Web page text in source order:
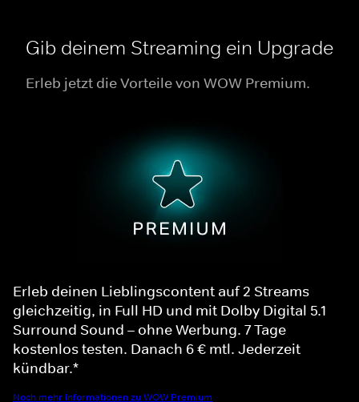
Gib deinem Streaming ein Upgrade
Erleb jetzt die Vorteile von WOW Premium.
Erleb deinen Lieblingscontent auf 2 Streams
gleichzeitig, in Full HD und mit Dolby Digital 5.1
Surround Sound – ohne Werbung. 7 Tage
kostenlos testen. Danach 6 € mtl. Jederzeit
kündbar.*
Noch mehr Informationen zu WOW Premium